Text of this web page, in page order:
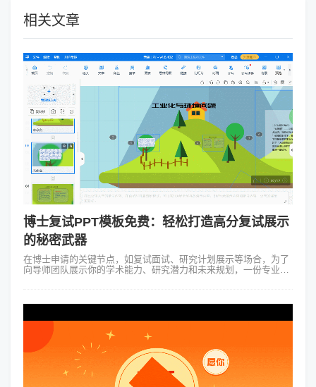
相关文章
博士复试PPT模板免费：轻松打造高分复试展示
的秘密武器
在博士申请的关键节点，如复试面试、研究计划展示等场合，为了
向导师团队展示你的学术能力、研究潜力和未来规划，一份专业且